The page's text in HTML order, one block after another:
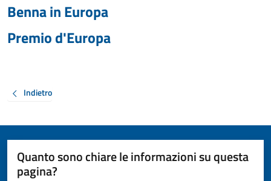
Benna in Europa
Premio d'Europa
Indietro
Quanto sono chiare le informazioni su questa
pagina?